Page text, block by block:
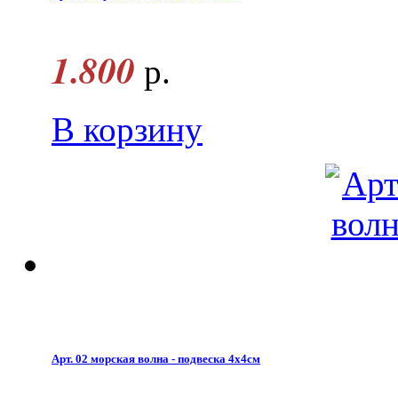
1.800 р.
В корзину
Арт. 02 морская волна - подвеска 4х4см